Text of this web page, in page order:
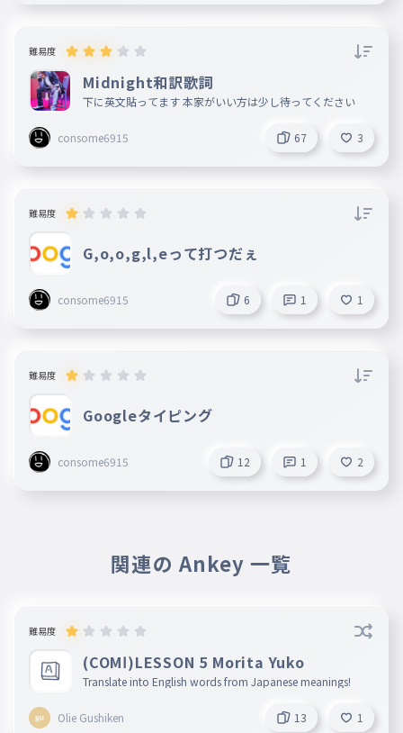
035
きみだけをみつめていたい
036 一切合切 投げ捨てても問題ない
いっさいがっさいなげすててももんだいない
実際問題 この気持ちは止めらんな
038
一体全体 僕はどうしちゃったんだ
い
いったいぜんたいぼくはどうしちゃったんだい
現在 未来 好きでいさせてくんな
040 宇宙の果ての果て
041 僕らは巡り合い
045 まさにLOVE
どんなキミも見逃さない
難易度
Midnight和訳歌詞
下に英文貼ってます 本家がいい方は少し待ってください
consome6915 67 3
難易度
G,o,o,g,l,eって打つだぇ
consome6915 6 1 1
難易度
Googleタイピング
consome6915 12 1 2
関連の Ankey 一覧
難易度
(COMⅠ)LESSON 5 Morita Yuko
Translate into English words from Japanese meanings!
Olie Gushiken 13 1